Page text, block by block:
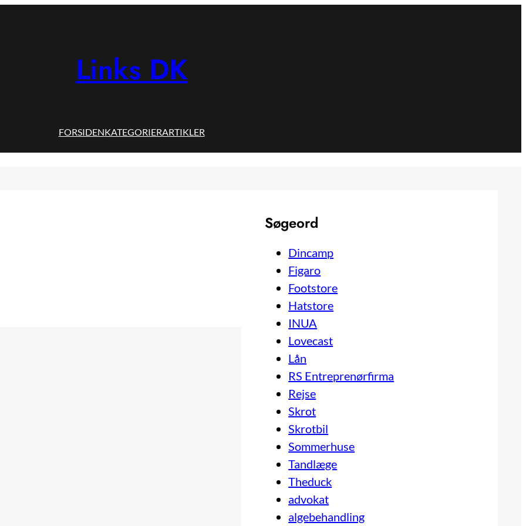
Links DK
FORSIDENKATEGORIERARTIKLER
Søgeord
Dincamp
Figaro
Footstore
Hatstore
INUA
Lovecast
Lån
RS Entreprenørfirma
Rejse
Skrot
Skrotbil
Sommerhuse
Tandlæge
Theduck
advokat
algebehandling